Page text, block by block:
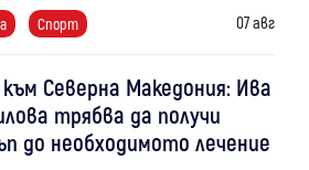
Спорт 07 авг
Северна Македония: Ива
трябва да получи
до необходимото лечение